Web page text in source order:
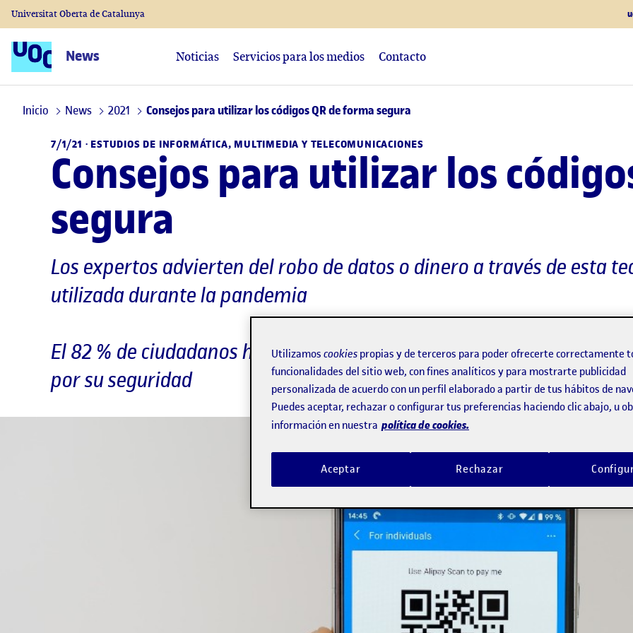
News Noticias Servicios para los medios Contacto
Universitat Oberta de Catalunya
Inicio News 2021 Consejos para utilizar los códigos QR de forma segura
7/1/21 · ESTUDIOS DE INFORMÁTICA, MULTIMEDIA Y TELECOMUNICACIONES
Consejos para utilizar los
segura
Los expertos advierten del robo de datos o dinero a través de esta
utilizada durante la pandemia
El 82 % de ciudadanos ha utilizado alguna vez estos códigos,
por su seguridad
Utilizamos cookies propias y de terceros para poder ofrecerte correctamente
funcionalidades del sitio web, con fines analíticos y para mostrarte publicidad
personalizada de acuerdo con un perfil elaborado a partir de tus hábitos de
Puedes aceptar, rechazar o configurar tus preferencias haciendo clic abajo, u
información en nuestra política de cookies.
Rechazar
Aceptar